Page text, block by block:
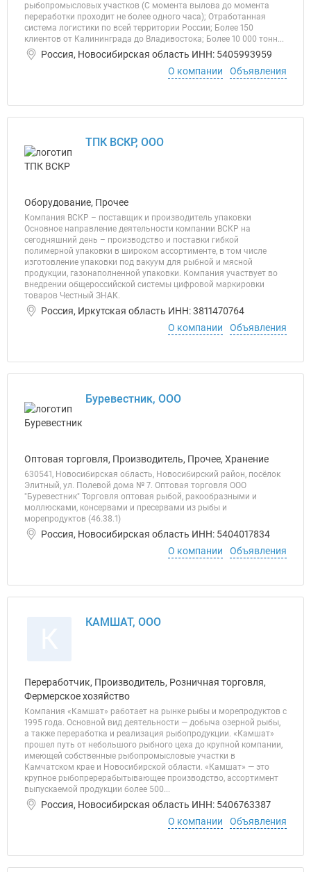
рыбопромысловых участков (C момента вылова до момента
переработки проходит не более одного часа); Отработанная
система логистики по всей территории России; Более 150
клиентов от Калининграда до Владивостока; Более 10 000 тонн...
Россия, Новосибирская область ИНН: 5405993959
О компании
Объявления
ТПК ВСКР, ООО
Оборудование, Прочее
Компания ВСКР – поставщик и производитель упаковки
Основное направление деятельности компании ВСКР на
сегодняшний день – производство и поставки гибкой
полимерной упаковки в широком ассортименте, в том числе
изготовление упаковки под вакуум для рыбной и мясной
продукции, газонаполненной упаковки. Компания участвует во
внедрении общероссийской системы цифровой маркировки
товаров Честный ЗНАК.
Россия, Иркутская область ИНН: 3811470764
О компании
Объявления
Буревестник, ООО
Оптовая торговля, Производитель, Прочее, Хранение
630541, Новосибирская область, Новосибирский район, посёлок
Элитный, ул. Полевой дома № 7. Оптовая торговля ООО
"Буревестник" Торговля оптовая рыбой, ракообразными и
моллюсками, консервами и пресервами из рыбы и
морепродуктов (46.38.1)
Россия, Новосибирская область ИНН: 5404017834
О компании
Объявления
КАМШАТ, ООО
Переработчик, Производитель, Розничная торговля,
Фермерское хозяйство
Компания «Камшат» работает на рынке рыбы и морепродуктов с
1995 года. Основной вид деятельности — добыча озерной рыбы,
а также переработка и реализация рыбопродукции. «Камшат»
прошел путь от небольшого рыбного цеха до крупной компании,
имеющей собственные рыбопромысловые участки в
Камчатском крае и Новосибирской области. «Камшат» — это
крупное рыбопререрабытывающее производство, ассортимент
выпускаемой продукции более 500...
Россия, Новосибирская область ИНН: 5406763387
О компании
Объявления